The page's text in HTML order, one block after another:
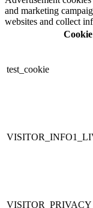
and marketing
websites and collect
Cookie
test_cookie